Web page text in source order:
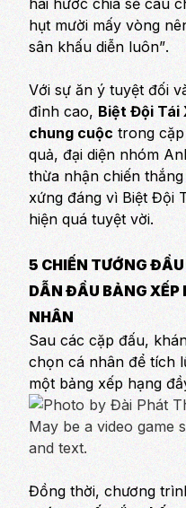
hài hước chia sẻ câu
hụt mười mấy vòng
sân khấu diễn luôn”.
Với sự ăn ý tuyệt đối
đỉnh cao, Biệt Đội Tái
chung cuộc trong
quả, đại diện nhóm
thừa nhận chiến
xứng đáng vì Biệt Đội
hiện quá tuyệt vời.
5 CHIẾN TƯỚNG
DẪN ĐẦU BẢNG XẾP
NHÂN
Sau các cặp đấu,
chọn cá nhân để tích
một bảng xếp hạng
Đồng thời, chương